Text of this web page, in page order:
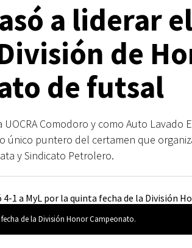
a liderar
de
de futsal
UOCRA Comodoro y como Auto Lavado
único puntero del certamen que
y Sindicato Petrolero.
de la División Honor Campeonato.